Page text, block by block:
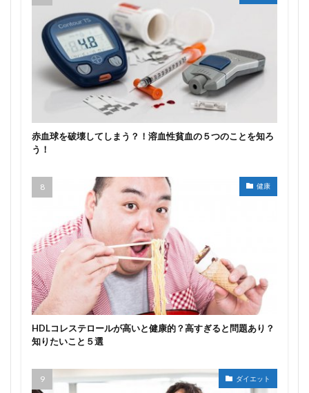
赤血球を破壊してしまう？！溶血性貧血の５つのことを知ろ
う！
健康
HDLコレステロールが高いと健康的？高すぎると問題あり？
知りたいこと５選
ダイエット